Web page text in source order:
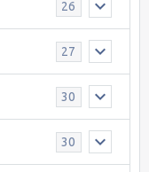
26
27
30
30